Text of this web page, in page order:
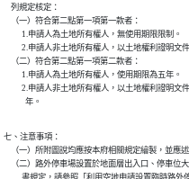
    列規定核定：
    （一）符合第二點第一項第一款者：
          1.申請人為土地所有權人，無使用期限限制。
2.申請人非土地所有權人，以土地權利證明文
    （二）符合第二點第一項第二款者：
          1.申請人為土地所有權人，使用期限為五年。
2.申請人非土地所有權人，以土地權利證明
            年。
七、注意事項：
（一）所附圖說均應按本府相關規定繪製，並應
（二）路外停車場設置於地面層出入口、停車位